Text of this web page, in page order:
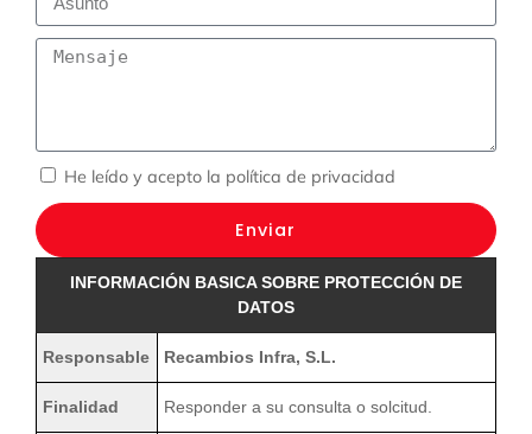
He leído y acepto la política de privacidad
Enviar
INFORMACIÓN BASICA SOBRE PROTECCIÓN DE
DATOS
Responsable Recambios Infra, S.L.
Finalidad Responder a su consulta o solcitud.